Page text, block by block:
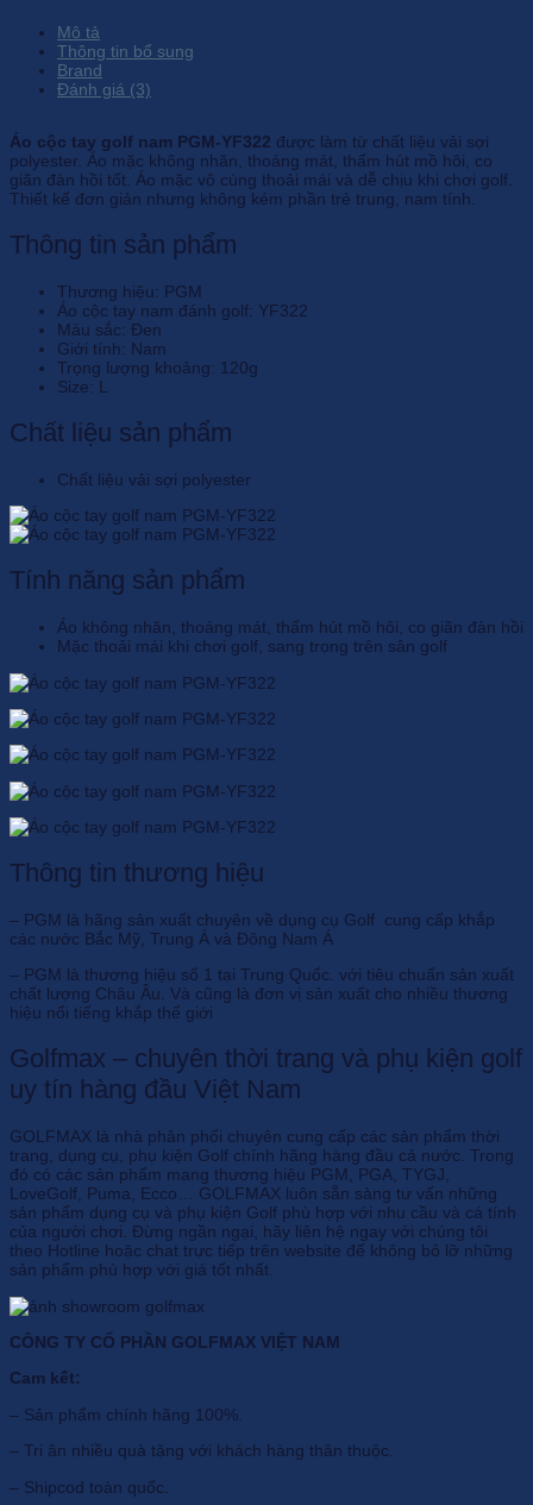
Mô tả
Thông tin bổ sung
Brand
Đánh giá (3)
Áo cộc tay golf nam PGM-YF322 được làm từ chất liệu vải sợi
polyester. Áo mặc không nhăn, thoáng mát, thấm hút mồ hôi, co
giãn đàn hồi tốt. Áo mặc vô cùng thoải mái và dễ chịu khi chơi golf.
Thiết kế đơn giản nhưng không kém phần trẻ trung, nam tính.
Thông tin sản phẩm
Thương hiệu: PGM
Áo cộc tay nam đánh golf: YF322
Màu sắc: Đen
Giới tính: Nam
Trọng lượng khoảng: 120g
Size: L
Chất liệu sản phẩm
Chất liệu vải sợi polyester
Tính năng sản phẩm
Áo không nhăn, thoáng mát, thấm hút mồ hôi, co giãn đàn hồi
Mặc thoải mái khi chơi golf, sang trọng trên sân golf
Thông tin thương hiệu
– PGM là hãng sản xuất chuyên về dụng cụ Golf cung cấp khắp
các nước Bắc Mỹ, Trung Á và Đông Nam Á
– PGM là thương hiệu số 1 tại Trung Quốc. với tiêu chuẩn sản xuất
chất lượng Châu Âu. Và cũng là đơn vị sản xuất cho nhiều thương
hiệu nổi tiếng khắp thế giới
Golfmax – chuyên thời trang và phụ kiện golf
uy tín hàng đầu Việt Nam
GOLFMAX là nhà phân phối chuyên cung cấp các sản phẩm thời
trang, dụng cụ, phụ kiện Golf chính hãng hàng đầu cả nước. Trong
đó có các sản phẩm mang thương hiệu PGM, PGA, TYGJ,
LoveGolf, Puma, Ecco… GOLFMAX luôn sẵn sàng tư vấn những
sản phẩm dụng cụ và phụ kiện Golf phù hợp với nhu cầu và cá tính
của người chơi. Đừng ngần ngại, hãy liên hệ ngay với chúng tôi
theo Hotline hoặc chat trực tiếp trên website để không bỏ lỡ những
sản phẩm phù hợp với giá tốt nhất.
CÔNG TY CỔ PHẦN GOLFMAX VIỆT NAM
Cam kết:
– Sản phẩm chính hãng 100%.
– Tri ân nhiều quà tặng với khách hàng thân thuộc.
– Shipcod toàn quốc.